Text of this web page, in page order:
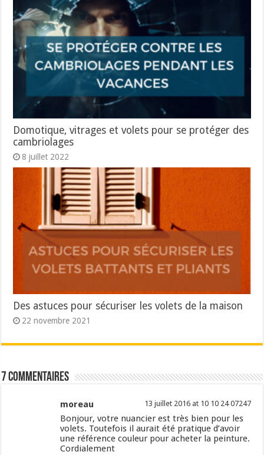
Domotique, vitrages et volets pour se protéger des
cambriolages
8 juillet 2022
Des astuces pour sécuriser les volets de la maison
22 novembre 2021
7 commentaires
moreau 13 juillet 2016 at 10 10 24 07247
Bonjour, votre nuancier est très bien pour les
volets. Toutefois il aurait été pratique d’avoir
une référence couleur pour acheter la peinture.
Cordialement